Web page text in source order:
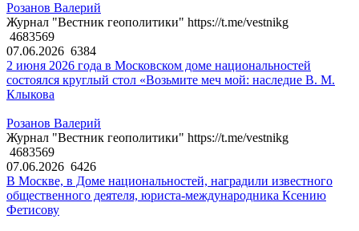
Розанов Валерий
Журнал "Вестник геополитики" https://t.me/vestnikg
4683569
07.06.2026 6384
2 июня 2026 года в Московском доме национальностей
состоялся круглый стол «Возьмите меч мой: наследие В. М.
Клыкова
Розанов Валерий
Журнал "Вестник геополитики" https://t.me/vestnikg
4683569
07.06.2026 6426
В Москве, в Доме национальностей, наградили известного
общественного деятеля, юриста-международника Ксению
Фетисову